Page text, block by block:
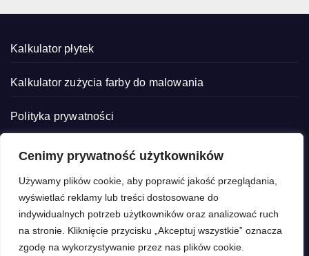
Cenimy prywatność użytkowników
Używamy plików cookie, aby poprawić jakość przeglądania,
wyświetlać reklamy lub treści dostosowane do
indywidualnych potrzeb użytkowników oraz analizować ruch
na stronie. Kliknięcie przycisku „Akceptuj wszystkie” oznacza
zgodę na wykorzystywanie przez nas plików cookie.
Kalkulator płytek
Kalkulator zużycia farby do malowania
Polityka prywatności
Warunki budowlane
Zacznij budowę od podstaw